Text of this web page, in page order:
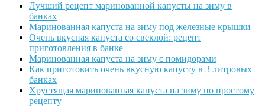
Лучший рецепт маринованной капусты на зиму в
банках
Маринованная капуста на зиму под железные крышки
Очень вкусная капуста со свеклой: рецепт
приготовления в банке
Маринованная капуста на зиму с помидорами
Как приготовить очень вкусную капусту в 3 литровых
банках
Хрустящая маринованная капуста на зиму по простому
рецепту